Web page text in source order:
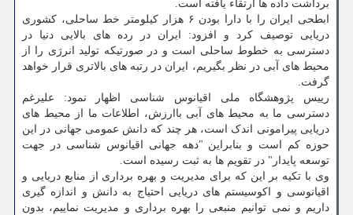
برداشت داده ها ارتقاء یافته است.
ابطحی ایران را با دارا بودن ۶ هزار کیلومتر خط ساحلی، کشوری
دریایی توصیف کرد و افزود: ایران در رده های بالایی دنیا در
دسترسی به خطوط ساحلی است و در صورتیکه تولید انرژی را از
محیط های آبی در نظر بگیریم، ایران در رتبه های بالاتری قرار خواهد
گرفت.
رییس پژوهشگاه ملی اقیانوس شناسی اظهار نمود: علیرغم
دسترسی ما به محیط های آبی باارزش، اطلاعات ما از محیط های
دریایی پیرامونی اندک است، هر چند که دانش عمومی جهانی در این
حوزه کم است و بنابراین "دهه جهانی اقیانوس شناسی در جهت
توسعه پایدار" در تقویم ها به ثبت رسیده است.
وی با تکیه بر این که برای مدیریت و بهره برداری از منابع دریایی و
اقیانوسی و اکوسیستم های دریایی احتیاج به دانش و اندازه گیری
داریم و نمی توانیم منبعی را بهره برداری و مدیریت نماییم، بدون